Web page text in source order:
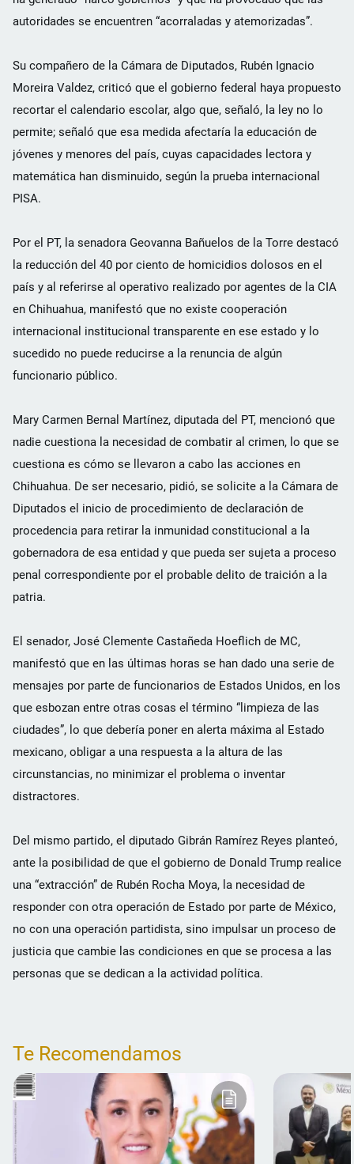
autoridades se encuentren “acorraladas y atemorizadas”.
Su compañero de la Cámara de Diputados, Rubén Ignacio
Moreira Valdez, criticó que el gobierno federal haya propuesto
recortar el calendario escolar, algo que, señaló, la ley no lo
permite; señaló que esa medida afectaría la educación de
jóvenes y menores del país, cuyas capacidades lectora y
matemática han disminuido, según la prueba internacional
PISA.
Por el PT, la senadora Geovanna Bañuelos de la Torre destacó
la reducción del 40 por ciento de homicidios dolosos en el
país y al referirse al operativo realizado por agentes de la CIA
en Chihuahua, manifestó que no existe cooperación
internacional institucional transparente en ese estado y lo
sucedido no puede reducirse a la renuncia de algún
funcionario público.
Mary Carmen Bernal Martínez, diputada del PT, mencionó que
nadie cuestiona la necesidad de combatir al crimen, lo que se
cuestiona es cómo se llevaron a cabo las acciones en
Chihuahua. De ser necesario, pidió, se solicite a la Cámara de
Diputados el inicio de procedimiento de declaración de
procedencia para retirar la inmunidad constitucional a la
gobernadora de esa entidad y que pueda ser sujeta a proceso
penal correspondiente por el probable delito de traición a la
patria.
El senador, José Clemente Castañeda Hoeflich de MC,
manifestó que en las últimas horas se han dado una serie de
mensajes por parte de funcionarios de Estados Unidos, en los
que esbozan entre otras cosas el término “limpieza de las
ciudades”, lo que debería poner en alerta máxima al Estado
mexicano, obligar a una respuesta a la altura de las
circunstancias, no minimizar el problema o inventar
distractores.
Del mismo partido, el diputado Gibrán Ramírez Reyes planteó,
ante la posibilidad de que el gobierno de Donald Trump realice
una “extracción” de Rubén Rocha Moya, la necesidad de
responder con otra operación de Estado por parte de México,
no con una operación partidista, sino impulsar un proceso de
justicia que cambie las condiciones en que se procesa a las
personas que se dedican a la actividad política.
Te Recomendamos